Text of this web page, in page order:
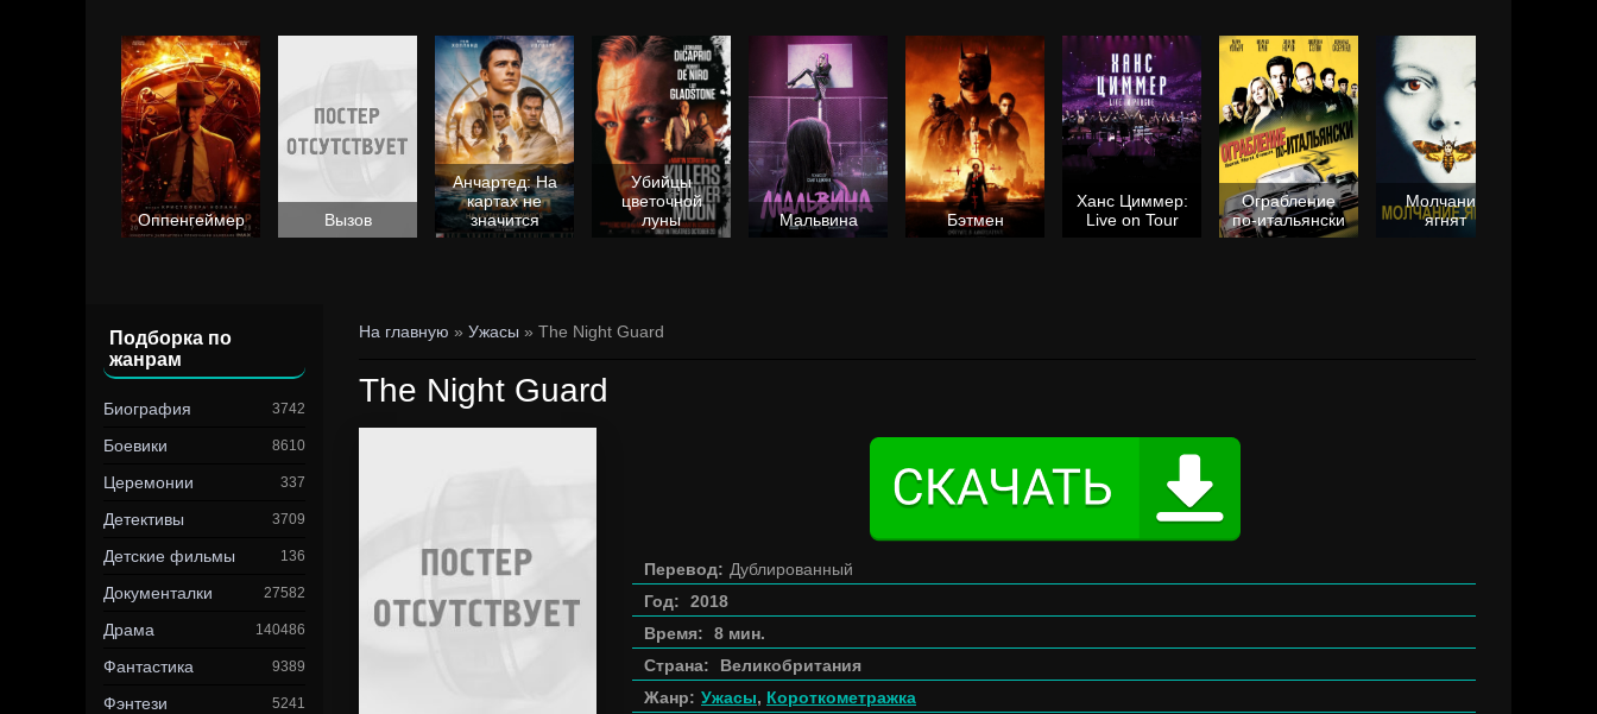
Оппенгеймер Вызов
Анчартед: На
картах не
значится
Убийцы
цветочной
луны
Мальвина Бэтмен
Ханс Циммер:
Live on Tour
Ограбление
по-итальянски
Молчание
ягнят
Подборка по
жанрам
Биография 3742
Боевики 8610
Церемонии 337
Детективы 3709
Детские фильмы 136
Документалки 27582
Драма 140486
Фантастика 9389
Фэнтези 5241
На главную » Ужасы » The Night Guard
The Night Guard
Перевод: Дублированный
Год:
2018
Время:
8 мин.
Страна:
Великобритания
Жанр: Ужасы, Короткометражка